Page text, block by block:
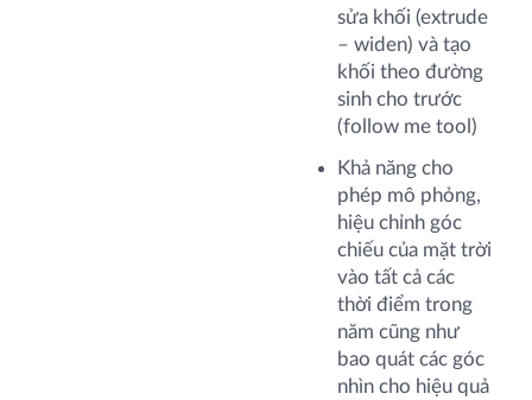
sửa khối (extrude
– widen) và tạo
khối theo đường
sinh cho trước
(follow me tool)
Khả năng cho
phép mô phỏng,
hiệu chỉnh góc
chiếu của mặt trời
vào tất cả các
thời điểm trong
năm cũng như
bao quát các góc
nhìn cho hiệu quả